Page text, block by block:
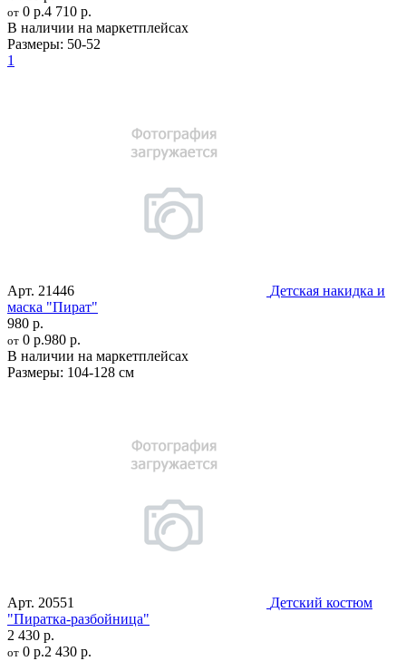
от 0 р.4 710 р.
В наличии на маркетплейсах
Размеры: 50-52
1
Арт. 21446
Детская накидка и
маска "Пират"
980 р.
от 0 р.980 р.
В наличии на маркетплейсах
Размеры: 104-128 см
Арт. 20551
Детский костюм
"Пиратка-разбойница"
2 430 р.
от 0 р.2 430 р.